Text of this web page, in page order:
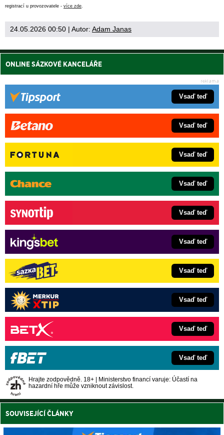
registrací u provozovatele - více zde.
24.05.2026 00:50 | Autor: Adam Janas
ONLINE SÁZKOVÉ KANCELÁŘE
Vsaď teď
Vsaď teď
Vsaď teď
Vsaď teď
Vsaď teď
Vsaď teď
Vsaď teď
Vsaď teď
Vsaď teď
Vsaď teď
Hrajte zodpovědně. 18+ | Ministerstvo financí varuje: Účastí na
hazardní hře může vzniknout závislost.
SOUVISEJÍCÍ ČLÁNKY